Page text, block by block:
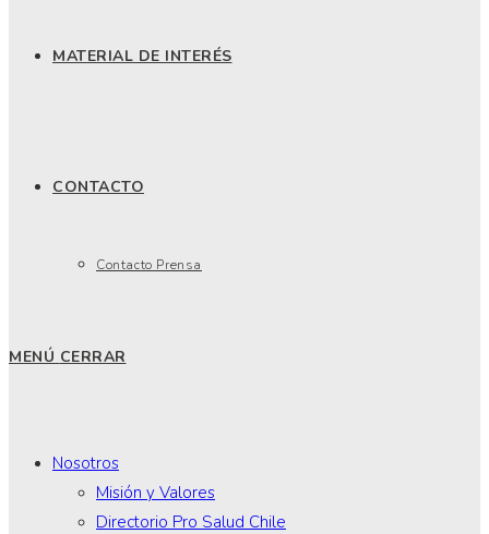
MATERIAL DE INTERÉS
CONTACTO
Contacto Prensa
MENÚ CERRAR
Nosotros
Misión y Valores
Directorio Pro Salud Chile